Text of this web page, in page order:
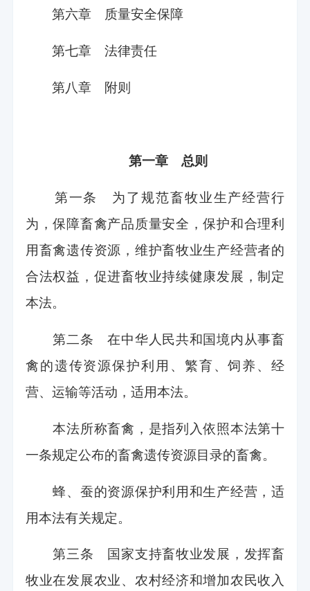
第六章 质量安全保障
第七章 法律责任
第八章 附则
第一章 总则
第一条 为了规范畜牧业生产经营行
为，保障畜禽产品质量安全，保护和合理利
用畜禽遗传资源，维护畜牧业生产经营者的
合法权益，促进畜牧业持续健康发展，制定
本法。
第二条 在中华人民共和国境内从事畜
禽的遗传资源保护利用、繁育、饲养、经
营、运输等活动，适用本法。
本法所称畜禽，是指列入依照本法第十
一条规定公布的畜禽遗传资源目录的畜禽。
蜂、蚕的资源保护利用和生产经营，适
用本法有关规定。
第三条 国家支持畜牧业发展，发挥畜
牧业在发展农业、农村经济和增加农民收入